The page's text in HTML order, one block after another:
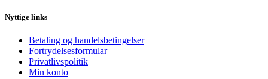
Nyttige links
Betaling og handelsbetingelser
Fortrydelsesformular
Privatlivspolitik
Min konto